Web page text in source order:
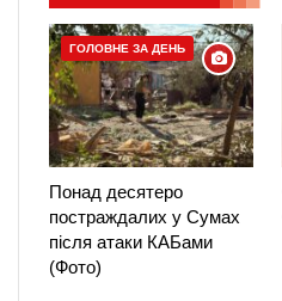
ГОЛОВНЕ ЗА ДЕНЬ
Понад десятеро
постраждалих у Сумах
після атаки КАБами
(Фото)